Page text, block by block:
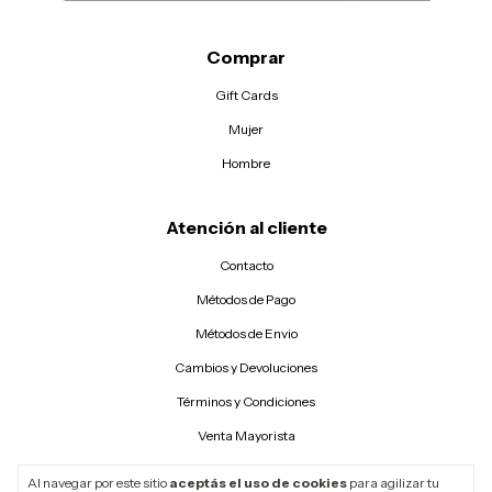
Al navegar por este sitio aceptás el uso de cookies para agilizar tu
Comprar
Gift Cards
Mujer
Hombre
Atención al cliente
Contacto
Métodos de Pago
Métodos de Envio
Cambios y Devoluciones
Términos y Condiciones
Venta Mayorista